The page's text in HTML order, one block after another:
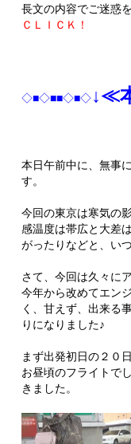
長文の内容でご迷惑
ＣＬＩＣＫ！
◇■◇■■◇■◇ ↓≪
本日午前中に、無事
す。
今回の東京は寒気の
感温度は帯広と大差
がったりなどと、い
さて、今回は久々に
今年から改めてエン
く、甘えず、出来る
りになりました♪
まず出発初日の２０
お昼頃のフライトで
きました。